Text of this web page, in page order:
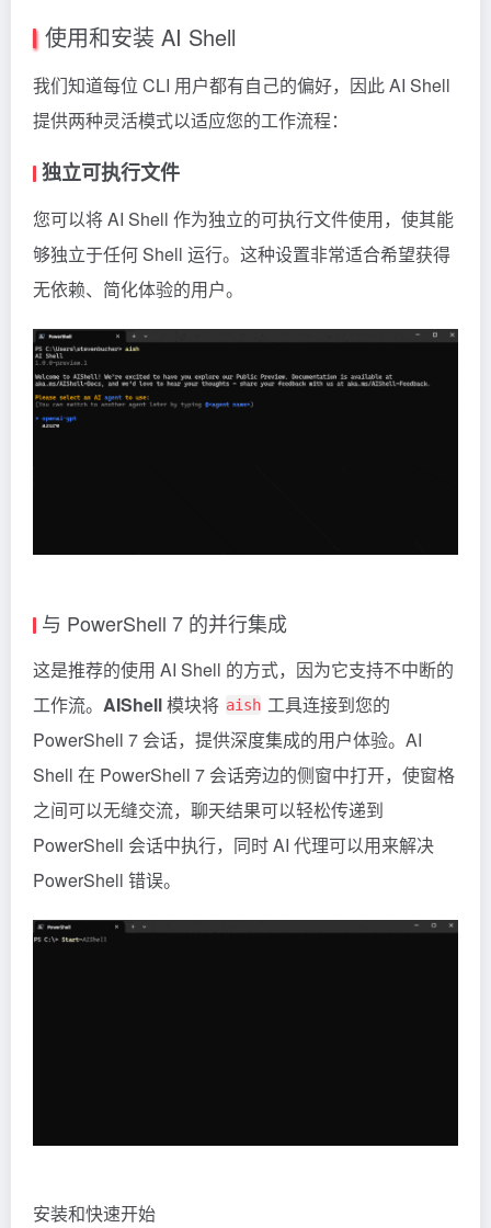
使用和安装 AI Shell
我们知道每位 CLI 用户都有自己的偏好，因此 AI Shell
提供两种灵活模式以适应您的工作流程：
独立可执行文件
您可以将 AI Shell 作为独立的可执行文件使用，使其能
够独立于任何 Shell 运行。这种设置非常适合希望获得
无依赖、简化体验的用户。
与 PowerShell 7 的并行集成
这是推荐的使用 AI Shell 的方式，因为它支持不中断的
工作流。 AIShell模块将 aish 工具连接到您的
PowerShell 7 会话，提供深度集成的用户体验。AI
Shell 在 PowerShell 7 会话旁边的侧窗中打开，使窗格
之间可以无缝交流，聊天结果可以轻松传递到
PowerShell 会话中执行，同时 AI 代理可以用来解决
PowerShell 错误。
安装和快速开始